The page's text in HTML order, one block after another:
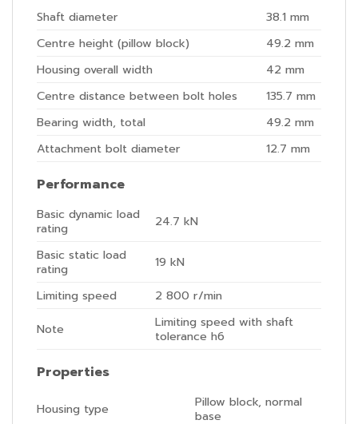
Shaft diameter 38.1 mm
Centre height (pillow block)
49.2 mm
Housing overall width
42 mm
Centre distance between bolt holes
135.7 mm
Bearing width, total
49.2 mm
Attachment bolt diameter
12.7 mm
Performance
Basic dynamic load
rating
24.7 kN
Basic static load
rating
19 kN
Limiting speed
2 800 r/min
Note
Limiting speed with shaft
tolerance h6
Properties
Housing type
Pillow block, normal
base